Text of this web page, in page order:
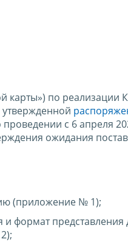
карты») по реализации
с 6 апреля
ожидания
(приложение № 1);
формат представления